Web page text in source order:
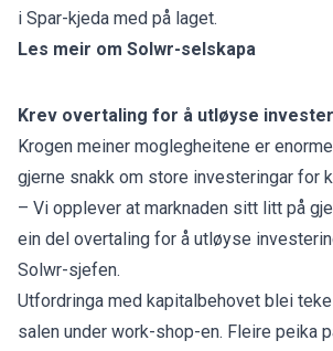
i Spar-kjeda med på laget.
Les meir om Solwr-selskapa
Krev overtaling for å utløyse
Krogen meiner moglegheitene er
gjerne snakk om store investeringar for
– Vi opplever at marknaden sitt litt på
ein del overtaling for å utløyse
Solwr-sjefen.
Utfordringa med kapitalbehovet blei
salen under work-shop-en. Fleire peika